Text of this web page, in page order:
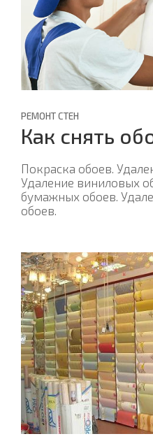
РЕМОНТ СТЕН
Как снять
Покраска обоев.
Удаление виниловых
бумажных обоев.
обоев.